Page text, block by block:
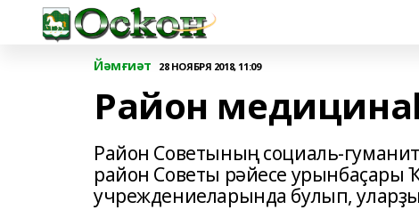
Йәмғиәт 28 НОЯБРЯ 2018, 11:09
Район
Район Советының социаль-
район Советы рәйесе урынбаҫары
учреждениеларында булып,